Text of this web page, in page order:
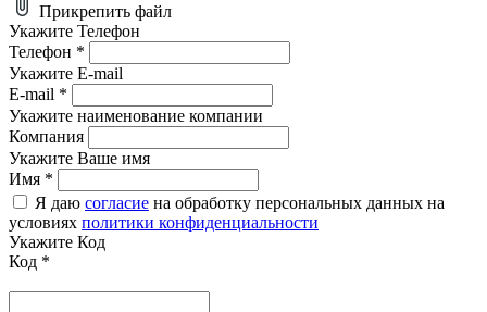
Прикрепить файл
Укажите Телефон
Телефон *
Укажите E-mail
E-mail *
Укажите наименование компании
Компания
Укажите Ваше имя
Имя *
Я даю согласие на обработку персональных данных на
условиях политики конфиденциальности
Укажите Код
Код *